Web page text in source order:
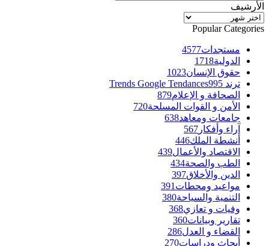
الأرشيف
الأرشيف
Popular Categories
مستجدات4577
الدولية1718
حقوق الإنسان1023
ترند Trends Google Tendances 995
الصحافة و الإعلام879
الأمن و القوات المسلحة720
جامعات ومعاهد638
آراء وأفكار 567
أنشطة الملك446
الاقتصاد والأعمال439
الطب والصحة434
الدين والأخلاق397
مواعيد ومحطات 391
التنمية والسياحة380
وفيات و تعازي368
تقارير وبيانات360
القضاء و العدل286
أبحاث ودراسات270